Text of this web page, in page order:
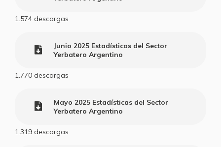
1.574 descargas
Junio 2025 Estadísticas del Sector
Yerbatero Argentino
1.770 descargas
Mayo 2025 Estadísticas del Sector
Yerbatero Argentino
1.319 descargas